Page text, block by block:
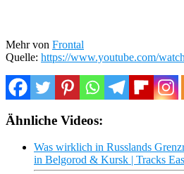
Mehr von Frontal
Quelle: https://www.youtube.com/
Ähnliche Videos:
Was wirklich in Russlands
in Belgorod & Kursk | Tracks